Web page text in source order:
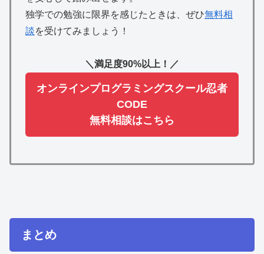
独学での勉強に限界を感じたときは、ぜひ無料相
談を受けてみましょう！
＼満足度90%以上！／
オンラインプログラミングスクール忍者
CODE
無料相談はこちら
まとめ